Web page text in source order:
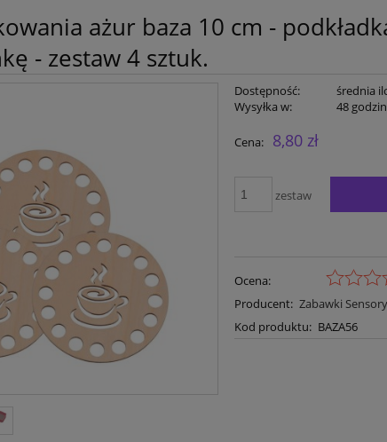
ażur baza 10 cm -
- zestaw 4 sztuk.
Dostępność:
średnia
Wysyłka w:
48 godzin
Cena: 8,80 zł
zestaw
Ocena:
Producent: Zabawki
Kod produktu: BAZA56